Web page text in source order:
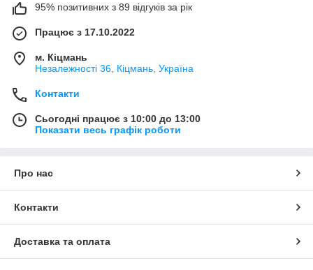
95% позитивних з 89 відгуків за рік
Працює з 17.10.2022
м. Кіцмань
Незалежності 36, Кіцмань, Україна
Контакти
Сьогодні працює з 10:00 до 13:00
Показати весь графік роботи
Про нас
Контакти
Доставка та оплата